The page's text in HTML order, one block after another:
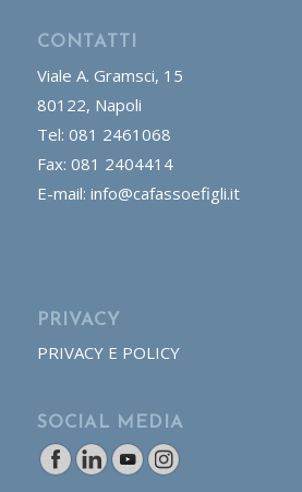
CONTATTI
Viale A. Gramsci, 15
80122, Napoli
Tel: 081 2461068
Fax: 081 2404414
E-mail: info@cafassoefigli.it
PRIVACY
PRIVACY E POLICY
SOCIAL MEDIA